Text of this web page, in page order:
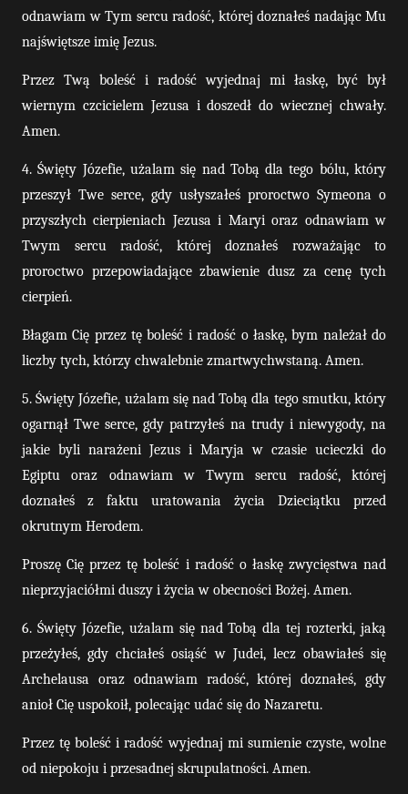
odnawiam w Tym sercu radość, której doznałeś nadając Mu
najświętsze imię Jezus.
Przez Twą boleść i radość wyjednaj mi łaskę, być był
wiernym czcicielem Jezusa i doszedł do wiecznej chwały.
Amen.
4. Święty Józefie, użalam się nad Tobą dla tego bólu, który
przeszył Twe serce, gdy usłyszałeś proroctwo Symeona o
przyszłych cierpieniach Jezusa i Maryi oraz odnawiam w
Twym sercu radość, której doznałeś rozważając to
proroctwo przepowiadające zbawienie dusz za cenę tych
cierpień.
Błagam Cię przez tę boleść i radość o łaskę, bym należał do
liczby tych, którzy chwalebnie zmartwychwstaną. Amen.
5. Święty Józefie, użalam się nad Tobą dla tego smutku, który
ogarnął Twe serce, gdy patrzyłeś na trudy i niewygody, na
jakie byli narażeni Jezus i Maryja w czasie ucieczki do
Egiptu oraz odnawiam w Twym sercu radość, której
doznałeś z faktu uratowania życia Dzieciątku przed
okrutnym Herodem.
Proszę Cię przez tę boleść i radość o łaskę zwycięstwa nad
nieprzyjaciółmi duszy i życia w obecności Bożej. Amen.
6. Święty Józefie, użalam się nad Tobą dla tej rozterki, jaką
przeżyłeś, gdy chciałeś osiąść w Judei, lecz obawiałeś się
Archelausa oraz odnawiam radość, której doznałeś, gdy
anioł Cię uspokoił, polecając udać się do Nazaretu.
Przez tę boleść i radość wyjednaj mi sumienie czyste, wolne
od niepokoju i przesadnej skrupulatności. Amen.